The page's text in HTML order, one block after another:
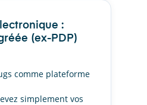
:
(ex-PDP)
comme plateforme
simplement vos